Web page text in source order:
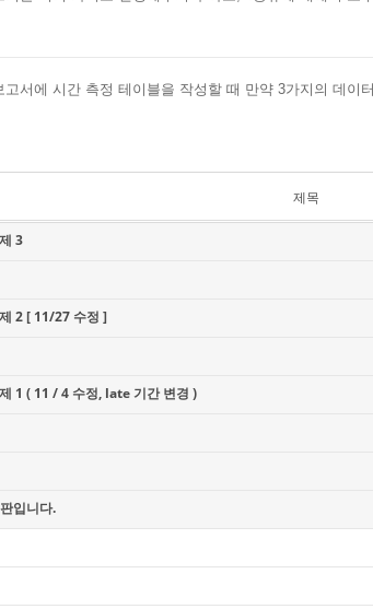
고서에 시간 측정 테이블을 작성할 때 만약 3가지의 데
제목
3
2 [ 11/27 수정 ]
1 ( 11 / 4 수정, late 기간 변경 )
입니다.